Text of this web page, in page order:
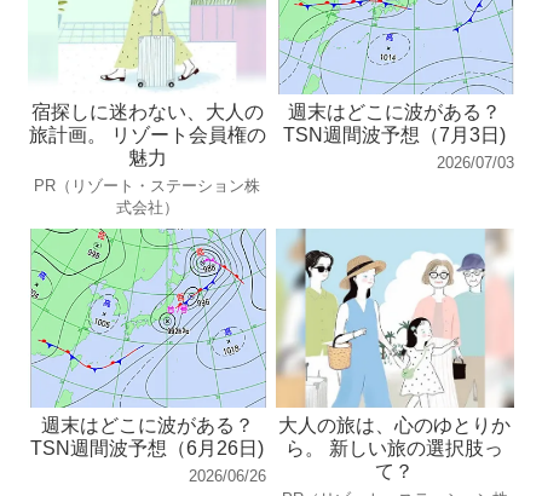
宿探しに迷わない、大人の
旅計画。 リゾート会員権の
魅力
PR（リゾート・ステーション株
式会社）
週末はどこに波がある？
TSN週間波予想（7月3日)
2026/07/03
週末はどこに波がある？
TSN週間波予想（6月26日)
2026/06/26
大人の旅は、心のゆとりか
ら。 新しい旅の選択肢っ
て？